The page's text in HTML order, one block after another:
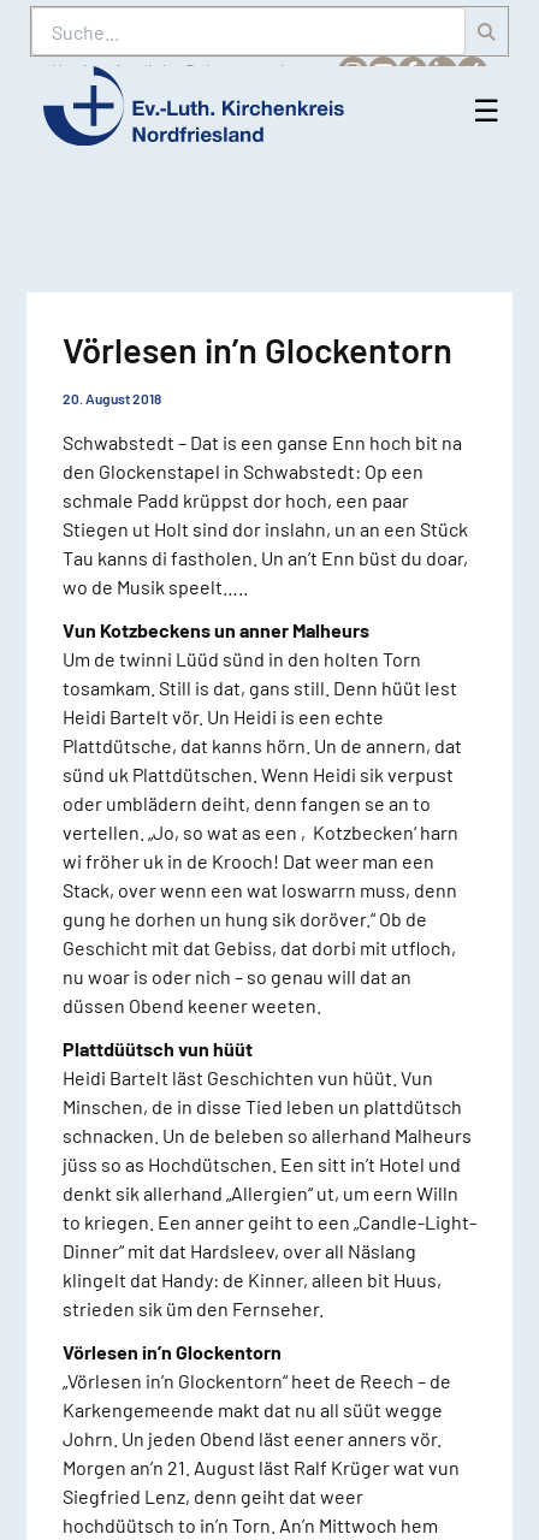
Suche
Karriere Amtliche Bekanntmachungen
Ev.-
☰
Vörlesen in’n Glockentorn
20. August 2018
Schwabstedt – Dat is een ganse Enn hoch bit na
den Glockenstapel in Schwabstedt: Op een
schmale Padd krüppst dor hoch, een paar
Stiegen ut Holt sind dor inslahn, un an een Stück
Tau kanns di fastholen. Un an’t Enn büst du doar,
wo de Musik speelt…..
Vun Kotzbeckens un anner Malheurs
Um de twinni Lüüd sünd in den holten Torn
tosamkam. Still is dat, gans still. Denn hüüt lest
Heidi Bartelt vör. Un Heidi is een echte
Plattdütsche, dat kanns hörn. Un de annern, dat
sünd uk Plattdütschen. Wenn Heidi sik verpust
oder umblädern deiht, denn fangen se an to
vertellen. „Jo, so wat as een ‚Kotzbecken‘ harn
wi fröher uk in de Krooch! Dat weer man een
Stack, over wenn een wat loswarrn muss, denn
gung he dorhen un hung sik doröver.“ Ob de
Geschicht mit dat Gebiss, dat dorbi mit utfloch,
nu woar is oder nich – so genau will dat an
düssen Obend keener weeten.
Plattdüütsch vun hüüt
Heidi Bartelt läst Geschichten vun hüüt. Vun
Minschen, de in disse Tied leben un plattdütsch
schnacken. Un de beleben so allerhand Malheurs
jüss so as Hochdütschen. Een sitt in’t Hotel und
denkt sik allerhand „Allergien“ ut, um eern Willn
to kriegen. Een anner geiht to een „Candle-Light-
Dinner“ mit dat Hardsleev, over all Näslang
klingelt dat Handy: de Kinner, alleen bit Huus,
strieden sik üm den Fernseher.
Vörlesen in’n Glockentorn
„Vörlesen in’n Glockentorn“ heet de Reech – de
Karkengemeende makt dat nu all süüt wegge
Johrn. Un jeden Obend läst eener anners vör.
Morgen an’n 21. August läst Ralf Krüger wat vun
Siegfried Lenz, denn geiht dat weer
hochdüütsch to in’n Torn. An’n Mittwoch hem